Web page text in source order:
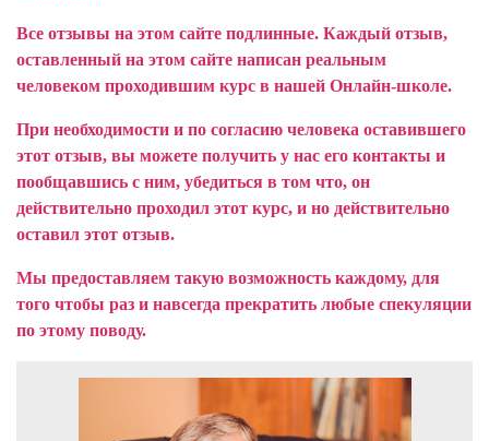
Все отзывы на этом сайте подлинные. Каждый отзыв,
оставленный на этом сайте написан реальным
человеком проходившим курс в нашей Онлайн-школе.
При необходимости и по согласию человека оставившего
этот отзыв, вы можете получить у нас его контакты и
пообщавшись с ним, убедиться в том что, он
действительно проходил этот курс, и но действительно
оставил этот отзыв.
Мы предоставляем такую возможность каждому, для
того чтобы раз и навсегда прекратить любые спекуляции
по этому поводу.